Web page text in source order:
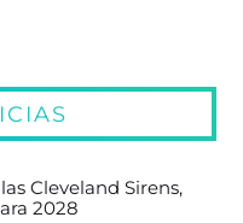
Cleveland Sirens,
2028